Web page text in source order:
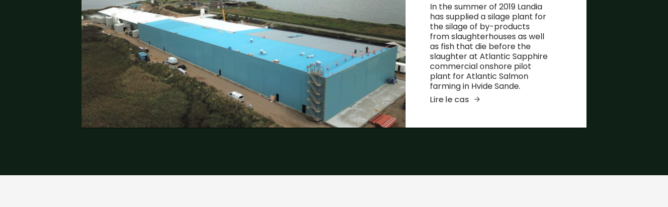
In the summer of 2019 Landia
has supplied a silage plant for
the silage of by-products
from slaughterhouses as well
as fish that die before the
slaughter at Atlantic Sapphire
commercial onshore pilot
plant for Atlantic Salmon
farming in Hvide Sande.
Lire le cas